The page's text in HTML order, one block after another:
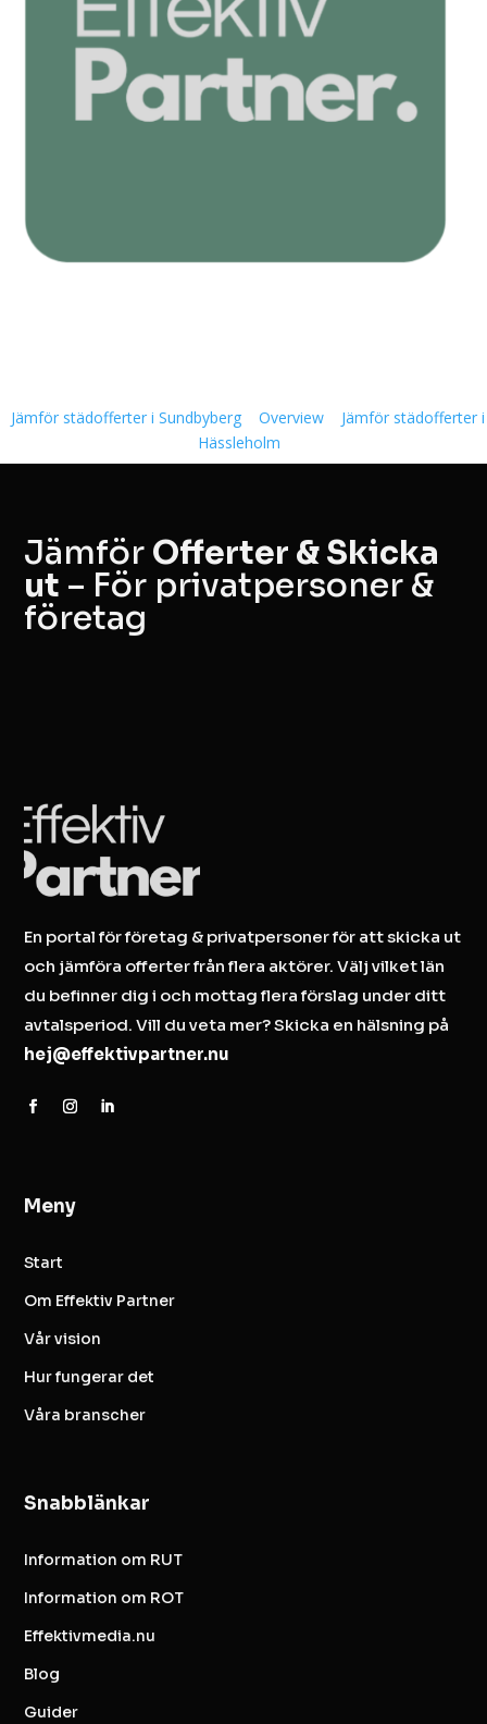
Jämför städofferter i Sundbyberg Overview
Jämför städofferter i
Hässleholm
Jämför Offerter & Skicka
ut – För privatpersoner &
företag
En portal för företag & privatpersoner för att skicka ut
och jämföra offerter från flera aktörer. Välj vilket län
du befinner dig i och mottag flera förslag under ditt
avtalsperiod. Vill du veta mer? Skicka en hälsning på
hej@effektivpartner.nu
Meny
Start
Om Effektiv Partner
Vår vision
Hur fungerar det
Våra branscher
Snabblänkar
Information om RUT
Information om ROT
Effektivmedia.nu
Blog
Guider